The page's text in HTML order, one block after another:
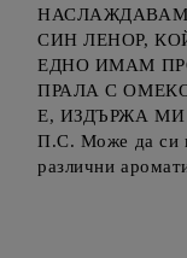
СИН ЛЕНОР,
ЕДНО ИМАМ
ПРАЛА С
Е, ИЗДЪРЖА
П.С. Може да си
различни